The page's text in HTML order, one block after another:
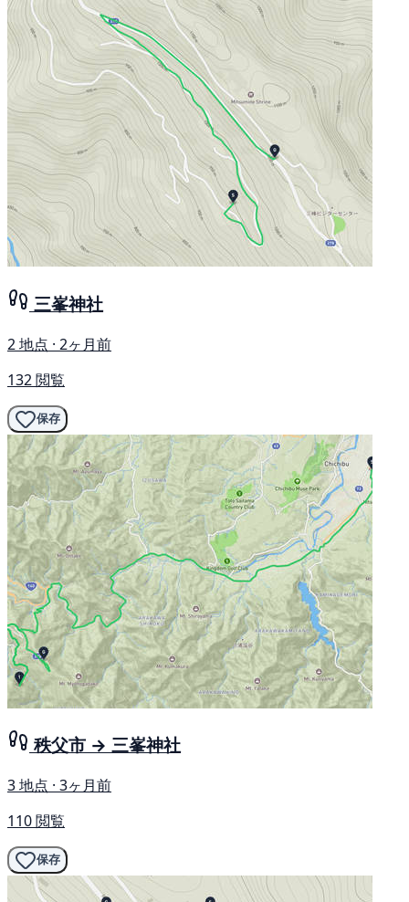
三峯神社
2 地点 · 2ヶ月前
132 閲覧
保存
秩父市 → 三峯神社
3 地点 · 3ヶ月前
110 閲覧
保存